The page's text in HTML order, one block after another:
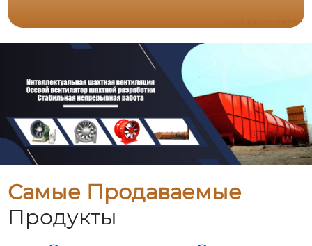
Самые Продаваемые
Продукты